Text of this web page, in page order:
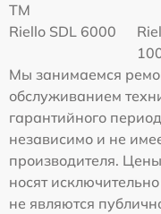
TM
Riello SDL 6000
Мы занимаемся
обслуживанием
гарантийного
независимо и не
производителя.
носят
не являются